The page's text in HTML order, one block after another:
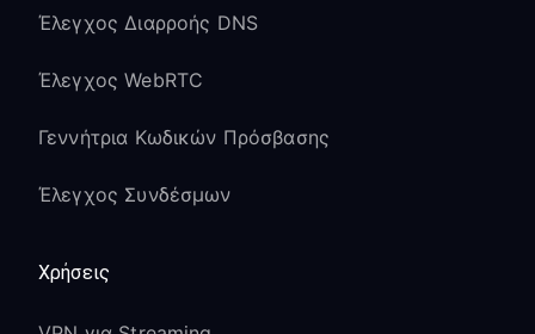
Έλεγχος Διαρροής DNS
Έλεγχος WebRTC
Γεννήτρια Κωδικών Πρόσβασης
Έλεγχος Συνδέσμων
Χρήσεις